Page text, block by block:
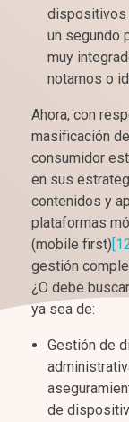
dispositivos
un segundo
muy
notamos o
Ahora, con
masificación
consumidor
en sus
contenidos y
plataformas
(mobile first)
gestión
¿O debe
ya sea de:
Gestión de
de